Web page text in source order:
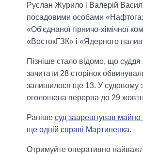
Руслан Журило і Валерій
посадовими особами
«Об'єднаної гірничо-хімічної
«ВостокГЗК» і «Ядерного
Пізніше стало відомо, що суддя
зачитати 28 сторінок
залишилося ще 13. У судовому
оголошена перерва до 29
Раніше суд заарештував майно
ще одній справі Мартиненка.
Отримуйте оперативно